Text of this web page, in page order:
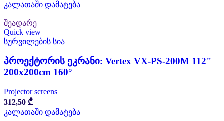
კალათაში დამატება
შეადარე
Quick view
სურვილების სია
პროექტორის ეკრანი: Vertex VX-PS-200M 112"
200x200cm 160°
Projector screens
312,50 ₾
კალათაში დამატება